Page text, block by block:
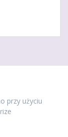
przy użyciu